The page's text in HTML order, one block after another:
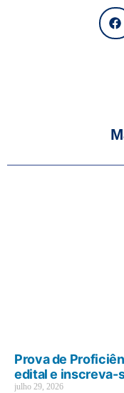
Prova de
edital e inscreva-
julho 29, 2026